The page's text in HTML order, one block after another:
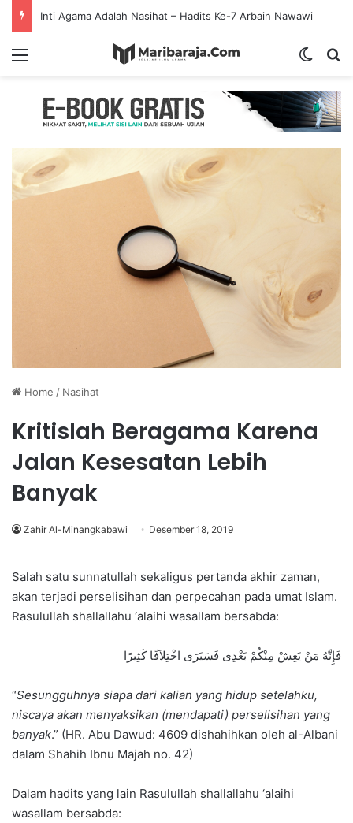
Inti Agama Adalah Nasihat – Hadits Ke-7 Arbain Nawawi
Home / Nasihat
Kritislah Beragama Karena
Jalan Kesesatan Lebih
Banyak
Zahir Al-Minangkabawi Desember 18, 2019
Salah satu sunnatullah sekaligus pertanda akhir zaman,
akan terjadi perselisihan dan perpecahan pada umat Islam.
Rasulullah shallallahu ‘alaihi wasallam bersabda:
فَإِنَّهُ مَنْ يَعِشْ مِنْكُمْ بَعْدِى فَسَيَرَى اخْتِلاَفًا كَثِيرًا
“Sesungguhnya siapa dari kalian yang hidup setelahku,
niscaya akan menyaksikan (mendapati) perselisihan yang
banyak.” (HR. Abu Dawud: 4609 dishahihkan oleh al-Albani
dalam Shahih Ibnu Majah no. 42)
Dalam hadits yang lain Rasulullah shallallahu ‘alaihi
wasallam bersabda: